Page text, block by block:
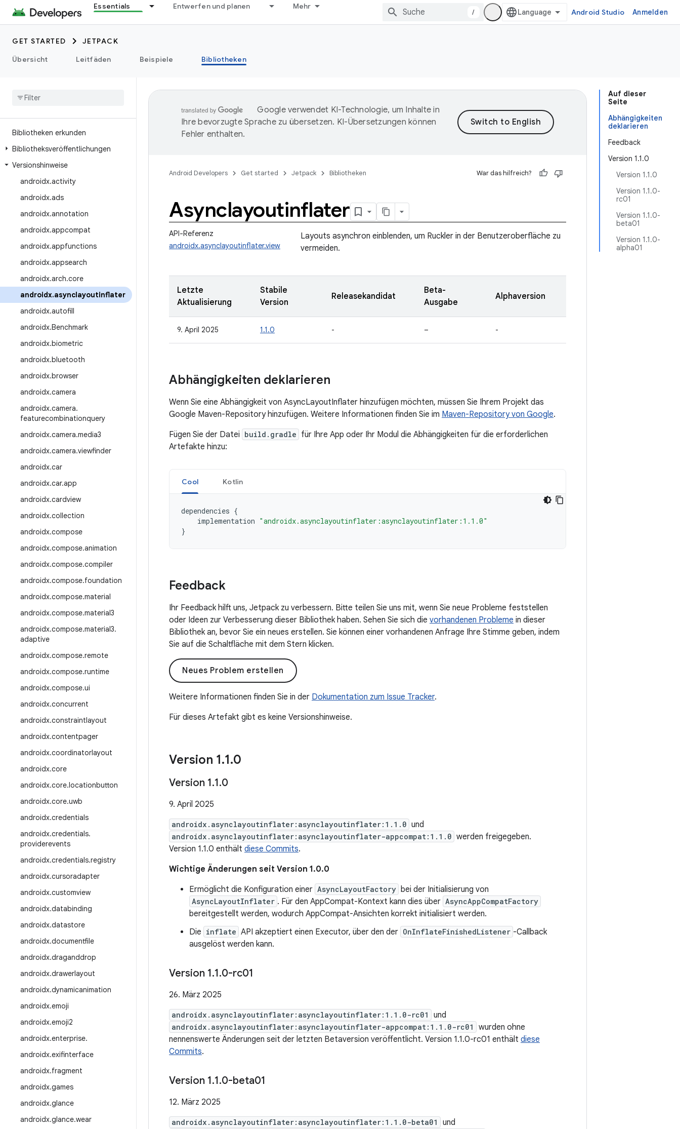
Essentials Entwerfen und planen Mehr
/ Android Studio Anmelden
GET STARTED
JETPACK
Übersicht
Leitfäden Beispiele Bibliotheken
Bibliotheken erkunden
Bibliotheksveröffentlichungen
Versionshinweise
androidx.activity
androidx.ads
androidx.annotation
androidx.appcompat
androidx.appfunctions
androidx.appsearch
androidx.arch.core
androidx.asynclayoutinflater
androidx.autofill
androidx.Benchmark
androidx.biometric
androidx.bluetooth
androidx.browser
androidx.camera
androidx.camera.
featurecombinationquery
androidx.camera.media3
androidx.camera.viewfinder
androidx.car
androidx.car.app
androidx.cardview
androidx.collection
androidx.compose
androidx.compose.animation
androidx.compose.compiler
androidx.compose.foundation
androidx.compose.material
androidx.compose.material3
androidx.compose.material3.
adaptive
androidx.compose.remote
androidx.compose.runtime
androidx.compose.ui
androidx.concurrent
androidx.constraintlayout
androidx.contentpager
androidx.coordinatorlayout
androidx.core
androidx.core.locationbutton
androidx.core.uwb
androidx.credentials
androidx.credentials.
providerevents
androidx.credentials.registry
androidx.cursoradapter
androidx.customview
androidx.databinding
androidx.datastore
androidx.documentfile
androidx.draganddrop
androidx.drawerlayout
androidx.dynamicanimation
androidx.emoji
androidx.emoji2
androidx.enterprise.
androidx.exifinterface
androidx.fragment
androidx.games
androidx.glance
androidx.glance.wear
Auf dieser
Seite
Abhängigkeiten
deklarieren
Feedback
Version 1.1.0
Version 1.1.0
Version 1.1.0-
rc01
Version 1.1.0-
beta01
Version 1.1.0-
alpha01
Google verwendet KI-Technologie, um Inhalte in
Ihre bevorzugte Sprache zu übersetzen. KI-Übersetzungen können
Fehler enthalten.
Android Developers Get started Jetpack Bibliotheken War das hilfreich?
Asynclayoutinflater
API-Referenz
androidx.asynclayoutinflater.view
Layouts asynchron einblenden, um Ruckler in der Benutzeroberfläche zu
vermeiden.
Letzte
Aktualisierung
Stabile
Version
Releasekandidat
Beta-
Ausgabe
Alphaversion
9. April 2025 1.1.0 - – -
Abhängigkeiten deklarieren
Wenn Sie eine Abhängigkeit von AsyncLayoutInflater hinzufügen möchten, müssen Sie Ihrem Projekt das
Google Maven-Repository hinzufügen. Weitere Informationen finden Sie im Maven-Repository von Google.
Fügen Sie der Datei build.gradle für Ihre App oder Ihr Modul die Abhängigkeiten für die erforderlichen
Artefakte hinzu:
Cool Kotlin
dependencies {
implementation "androidx.asynclayoutinflater:asynclayoutinflater:1.1.0"
}
Feedback
Ihr Feedback hilft uns, Jetpack zu verbessern. Bitte teilen Sie uns mit, wenn Sie neue Probleme feststellen
oder Ideen zur Verbesserung dieser Bibliothek haben. Sehen Sie sich die vorhandenen Probleme in dieser
Bibliothek an, bevor Sie ein neues erstellen. Sie können einer vorhandenen Anfrage Ihre Stimme geben, indem
Sie auf die Schaltfläche mit dem Stern klicken.
Neues Problem erstellen
Weitere Informationen finden Sie in der Dokumentation zum Issue Tracker.
Für dieses Artefakt gibt es keine Versionshinweise.
Version 1.1.0
Version 1.1.0
9. April 2025
androidx.asynclayoutinflater:asynclayoutinflater:1.1.0 und
androidx.asynclayoutinflater:asynclayoutinflater-appcompat:1.1.0 werden freigegeben.
Version 1.1.0 enthält diese Commits.
Wichtige Änderungen seit Version 1.0.0
Ermöglicht die Konfiguration einer AsyncLayoutFactory bei der Initialisierung von
AsyncLayoutInflater . Für den AppCompat-Kontext kann dies über AsyncAppCompatFactory
bereitgestellt werden, wodurch AppCompat-Ansichten korrekt initialisiert werden.
Die inflate API akzeptiert einen Executor, über den der OnInflateFinishedListener -Callback
ausgelöst werden kann.
Version 1.1.0-rc01
26. März 2025
androidx.asynclayoutinflater:asynclayoutinflater:1.1.0-rc01 und
androidx.asynclayoutinflater:asynclayoutinflater-appcompat:1.1.0-rc01
wurden ohne
nennenswerte Änderungen seit der letzten Betaversion veröffentlicht. Version 1.1.0-rc01 enthält diese
Commits.
Version 1.1.0-beta01
12. März 2025
androidx.asynclayoutinflater:asynclayoutinflater:1.1.0-beta01 und